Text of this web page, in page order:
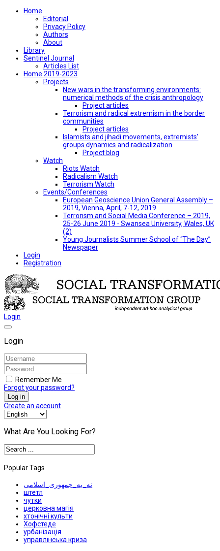
Home
Editorial
Privacy Policy
Authors
About
Library
Sentinel Journal
Articles List
Home 2019-2023
Projects
New wars in the transforming environments:
numerical methods of the crisis anthropology
Project articles
Terrorism and radical extremism in the border
communities
Project articles
Islamists and jihadi movements, extremists’
groups dynamics and radicalization
Project blog
Watch
Riots Watch
Radicalism Watch
Terrorism Watch
Events/Conferences
European Geoscience Union General Assembly –
2019, Vienna, April, 7-12, 2019
Terrorism and Social Media Conference – 2019,
25-26 June 2019 - Swansea University, Wales, UK
(2)
Young Journalists Summer School of “The Day”
Newspaper
Login
Registration
Login
Login
Remember Me
Forgot your password?
Log in
Create an account
What Are You Looking For?
Popular Tags
نه_به_جمهوری_اسلامی
штетл
чутки
церковна магія
хтонічні культи
Хофстеде
урбанізація
управлінська криза